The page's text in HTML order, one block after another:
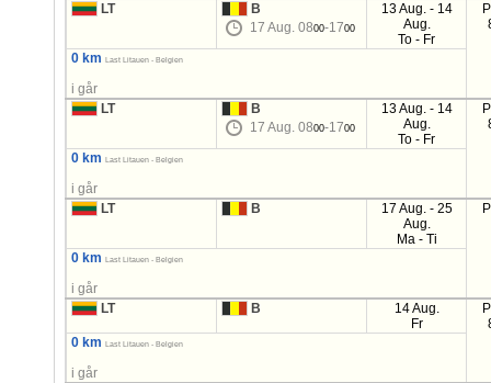
LT
B
17 Aug. 0800-1700
13 Aug. - 14
Aug.
To - Fr
0 km Last Litauen - Belgien
i går
LT
B
17 Aug. 0800-1700
13 Aug. - 14
Aug.
To - Fr
0 km Last Litauen - Belgien
i går
LT
B
17 Aug. - 25
Aug.
Ma - Ti
0 km Last Litauen - Belgien
i går
LT
B
14 Aug.
Fr
0 km
Last Litauen - Belgien
i går